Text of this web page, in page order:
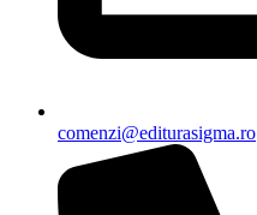
comenzi@editurasigma.ro